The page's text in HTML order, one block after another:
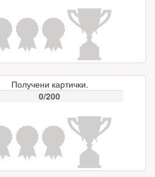
Получени картички.
0/200